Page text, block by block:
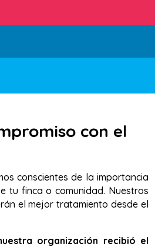
con el
conscientes de la importancia
tu finca o comunidad. Nuestros
el mejor tratamiento desde el
organización recibió el